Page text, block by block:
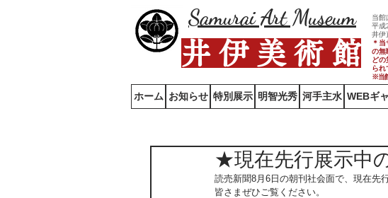
Samurai Art Museum
井 伊 美 術 館
当館
平成
井伊
＊
の無
どの
られ
※当
ホーム お知らせ 特別展示 明智光秀 河手主水 WEBギ
★現在先行展示中
読売新聞8月6日の朝刊社会面で、現在先
皆さまぜひご覧ください。